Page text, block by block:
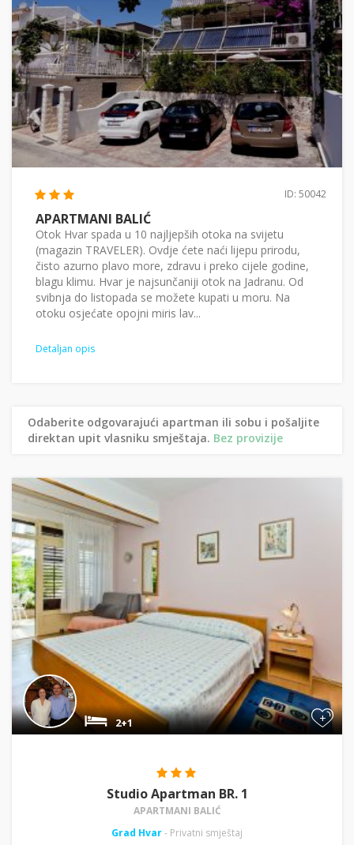
ID: 50042
APARTMANI BALIĆ
Otok Hvar spada u 10 najljepših otoka na svijetu
(magazin TRAVELER). Ovdje ćete naći lijepu prirodu,
čisto azurno plavo more, zdravu i preko cijele godine,
blagu klimu. Hvar je najsunčaniji otok na Jadranu. Od
svibnja do listopada se možete kupati u moru. Na
otoku osjećate opojni miris lav...
Detaljan opis
Odaberite odgovarajući apartman ili sobu i pošaljite
direktan upit vlasniku smještaja. Bez provizije
+
2+1
Studio Apartman BR. 1
APARTMANI BALIĆ
Grad Hvar- Privatni smještaj